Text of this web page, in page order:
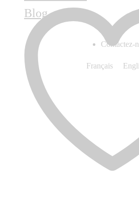
Blog
Contactez-
Français